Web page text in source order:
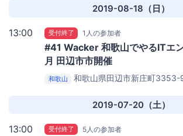
2019-08-18（日）
13:00 受付終了 1人の参加者
#41 Wacker 和歌山でやるITエ
月 田辺市市開催
和歌山 和歌山県田辺市新庄町3353-
2019-07-20（土）
13:00 受付終了 5人の参加者